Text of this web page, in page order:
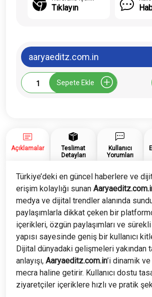
Tıklayın
aaryaeditz.com.in
Aaryaeditz.com.in
Tanıtım
Sepete Ekle
Açıklamalar
Teslimat
Detayları
Kullanıcı
Yorumları
Türkiye’deki en güncel haberlere ve
erişim kolaylığı sunan
medya ve dijital trendler alanında
paylaşımlarla dikkat çeken bir
içerikleri, özgün paylaşımları ve
yapısı sayesinde geniş bir kullanıcı
Dijital dünyadaki gelişmeleri yakından
anlayışı, Aaryaeditz.com.in’i dinamik
mecra haline getirir. Kullanıcı dostu
ziyaretçiler içeriklere hızlı ve pratik